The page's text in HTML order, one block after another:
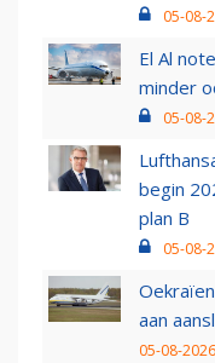
05-08-
El Al
minder
05-08-
begin
plan B
05-08-
aan
05-08-